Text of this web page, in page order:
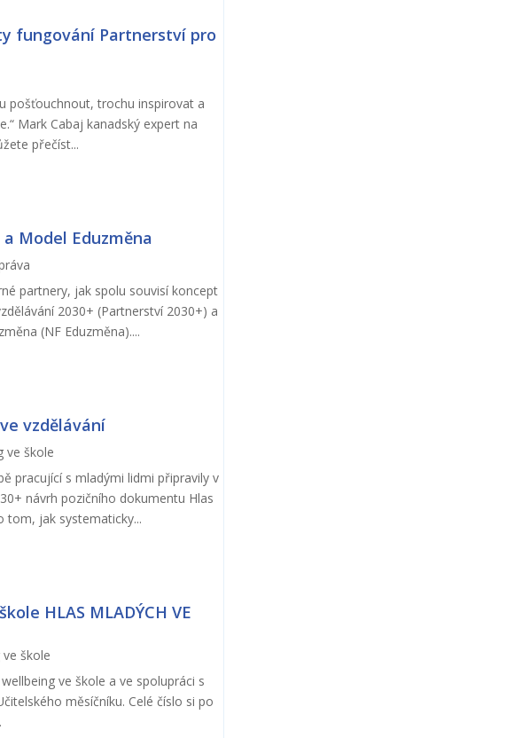
fungování Partnerství pro
pošťouchnout, trochu inspirovat a
Mark Cabaj kanadský expert na
přečíst...
Model Eduzměna
partnery, jak spolu souvisí koncept
2030+ (Partnerství 2030+) a
(NF Eduzměna)....
vzdělávání
ve škole
pracující s mladými lidmi připravily v
návrh pozičního dokumentu Hlas
tom, jak systematicky...
HLAS MLADÝCH VE
škole
ve škole a ve spolupráci s
měsíčníku. Celé číslo si po